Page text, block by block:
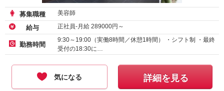
募集職種 美容師
給与 正社員-月給 289000円～
勤務時間
9:30～19:00（実働8時間／休憩1時間） ・シフト制 ・最終
受付の18:30に…
気になる 詳細を見る